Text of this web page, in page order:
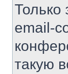
Только
email-
такую